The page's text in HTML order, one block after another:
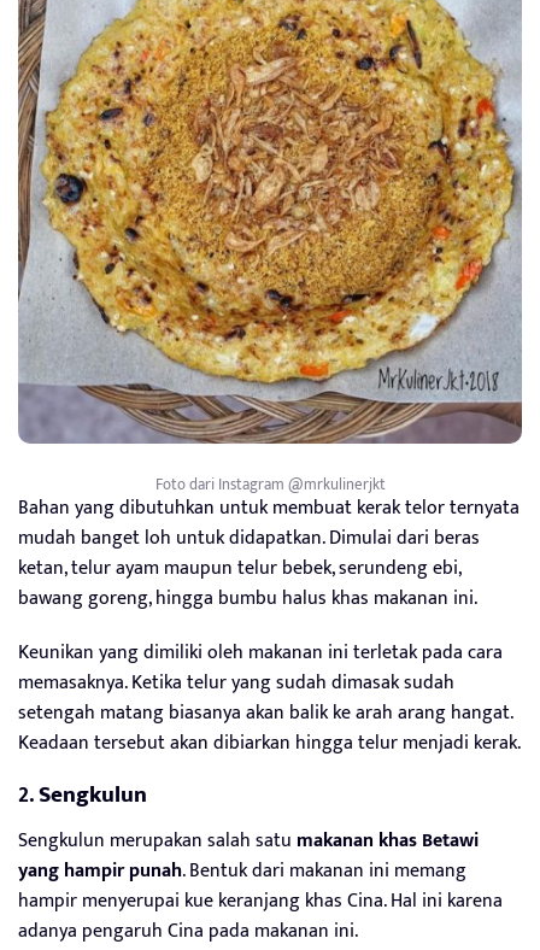
Foto dari Instagram @mrkulinerjkt
Bahan yang dibutuhkan untuk membuat kerak telor ternyata
mudah banget loh untuk didapatkan. Dimulai dari beras
ketan, telur ayam maupun telur bebek, serundeng ebi,
bawang goreng, hingga bumbu halus khas makanan ini.
Keunikan yang dimiliki oleh makanan ini terletak pada cara
memasaknya. Ketika telur yang sudah dimasak sudah
setengah matang biasanya akan balik ke arah arang hangat.
Keadaan tersebut akan dibiarkan hingga telur menjadi kerak.
2.Sengkulun
Sengkulun merupakan salah satu makanan khas Betawi
yang hampir punah. Bentuk dari makanan ini memang
hampir menyerupai kue keranjang khas Cina. Hal ini karena
adanya pengaruh Cina pada makanan ini.